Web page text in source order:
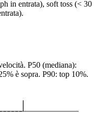
in entrata), soft toss (< 30
P50 (mediana):
è sopra. P90: top 10%.